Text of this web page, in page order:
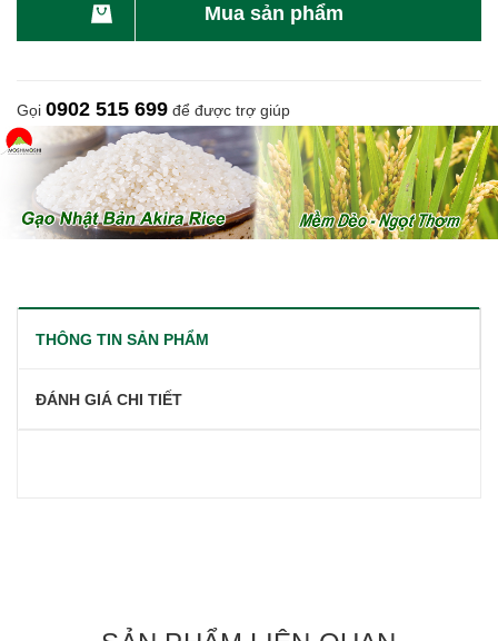
Mua sản phẩm
Gọi 0902 515 699 để được trợ giúp
THÔNG TIN SẢN PHẨM
ĐÁNH GIÁ CHI TIẾT